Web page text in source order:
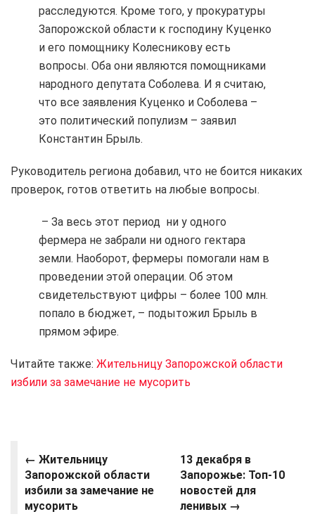
расследуются. Кроме того, у прокуратуры
Запорожской области к господину Куценко
и его помощнику Колесникову есть
вопросы. Оба они являются помощниками
народного депутата Соболева. И я считаю,
что все заявления Куценко и Соболева –
это политический популизм – заявил
Константин Брыль.
Руководитель региона добавил, что не боится никаких
проверок, готов ответить на любые вопросы.
– За весь этот период ни у одного
фермера не забрали ни одного гектара
земли. Наоборот, фермеры помогали нам в
проведении этой операции. Об этом
свидетельствуют цифры – более 100 млн.
попало в бюджет, – подытожил Брыль в
прямом эфире.
Читайте также: Жительницу Запорожской области
избили за замечание не мусорить
← Жительницу
Запорожской области
избили за замечание не
мусорить
13 декабря в
Запорожье: Топ-10
новостей для
ленивых →